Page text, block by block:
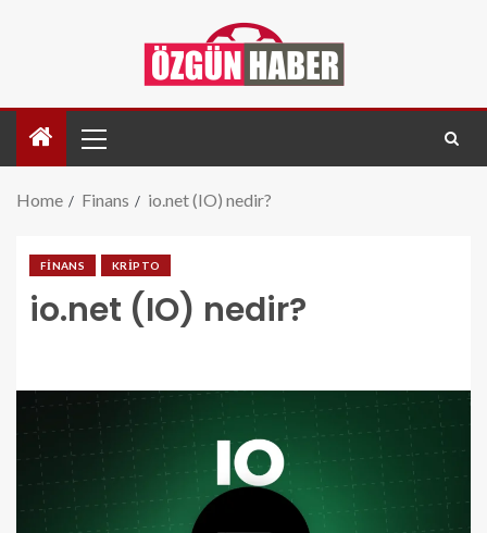
Home Finans io.net (IO) nedir?
FINANS KRIPTO
io.net (IO) nedir?